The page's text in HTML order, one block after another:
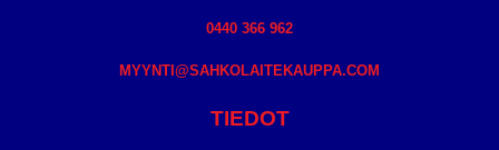
0440 366 962
MYYNTI@SAHKOLAITEKAUPPA.COM
TIEDOT